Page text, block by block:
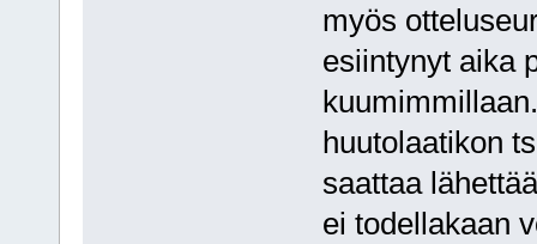
myös
esiintynyt aika
huutolaatikon
saattaa
ei todellakaan